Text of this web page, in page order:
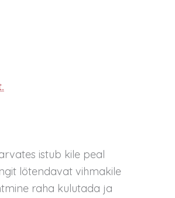
istub kile peal
lötendavat vihmakile
raha kulutada ja